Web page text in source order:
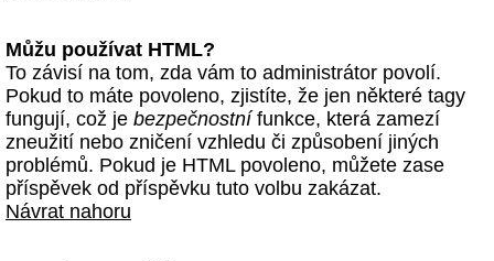
Můžu používat HTML?
To závisí na tom, zda vám to administrátor povolí.
Pokud to máte povoleno, zjistíte, že jen některé tagy
fungují, což je bezpečnostnífunkce, která zamezí
zneužití nebo zničení vzhledu či způsobení jiných
problémů. Pokud je HTML povoleno, můžete zase
příspěvek od příspěvku tuto volbu zakázat.
Návrat nahoru